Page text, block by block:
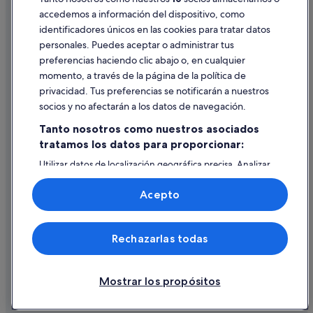
Ayuda
Cancelar un vuelo
Cancelar una reserva de hotel o de un alquiler vacacional
Utilizar un cupón de Expedia
Documentos para viajes internacionales
© 2026 Expedia, Inc., una empresa de Expedia Group. Todos los
derechos reservados. Expedia y el logotipo de Expedia son marcas
comerciales o marcas comerciales registradas de Expedia, Inc.
accedemos a información del dispositivo, como
identificadores únicos en las cookies para tratar datos
personales. Puedes aceptar o administrar tus
preferencias haciendo clic abajo o, en cualquier
momento, a través de la página de la política de
privacidad. Tus preferencias se notificarán a nuestros
socios y no afectarán a los datos de navegación.
Tanto nosotros como nuestros asociados
tratamos los datos para proporcionar:
Utilizar datos de localización geográfica precisa. Analizar
activamente las características del dispositivo para su
identificación. Almacenar la información en un dispositivo
y/o acceder a ella. Publicidad y contenido personalizados,
medición de publicidad y contenido, investigación de
audiencia y desarrollo de servicios.
Lista de asociados (proveedores)
Mostrar los propósitos
Rechazarlas todas
Acepto